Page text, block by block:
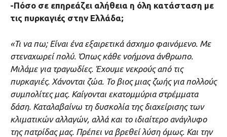
-Πόσο σε επηρεάζει αλήθεια η όλη κατάσταση με
τις πυρκαγιές στην Ελλάδα;
«Τι να πω; Είναι ένα εξαιρετικά άσχημο φαινόμενο. Με
στεναχωρεί πολύ. Όπως κάθε νοήμονα άνθρωπο.
Μιλάμε για τραγωδίες. Έχουμε νεκρούς από τις
πυρκαγιές. Χάνονται ζώα. Το βιος μιας ζωής για πολλούς
συμπολίτες μας. Καίγονται εκατομμύρια στρέμματα
δάση. Καταλαβαίνω τη δυσκολία της διαχείρισης των
κλιματικών αλλαγών, αλλά και το ιδιαίτερο ανάγλυφο
της πατρίδας μας. Πρέπει να βρεθεί λύση όμως. Και την